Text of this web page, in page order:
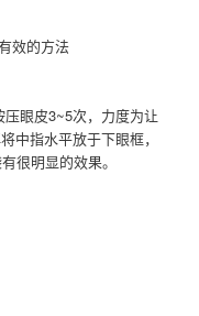
效的方法
眼皮3~5次，力度为让
中指水平放于下眼框，
很明显的效果。